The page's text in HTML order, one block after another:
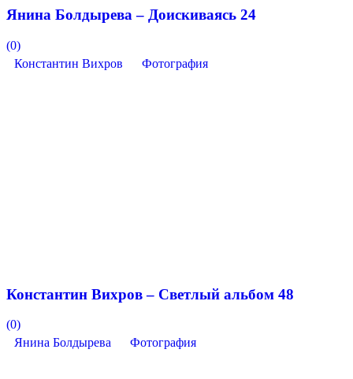
Янина Болдырева – Доискиваясь 24
(0)
Константин Вихров
Фотография
Константин Вихров – Светлый альбом 48
(0)
Янина Болдырева
Фотография